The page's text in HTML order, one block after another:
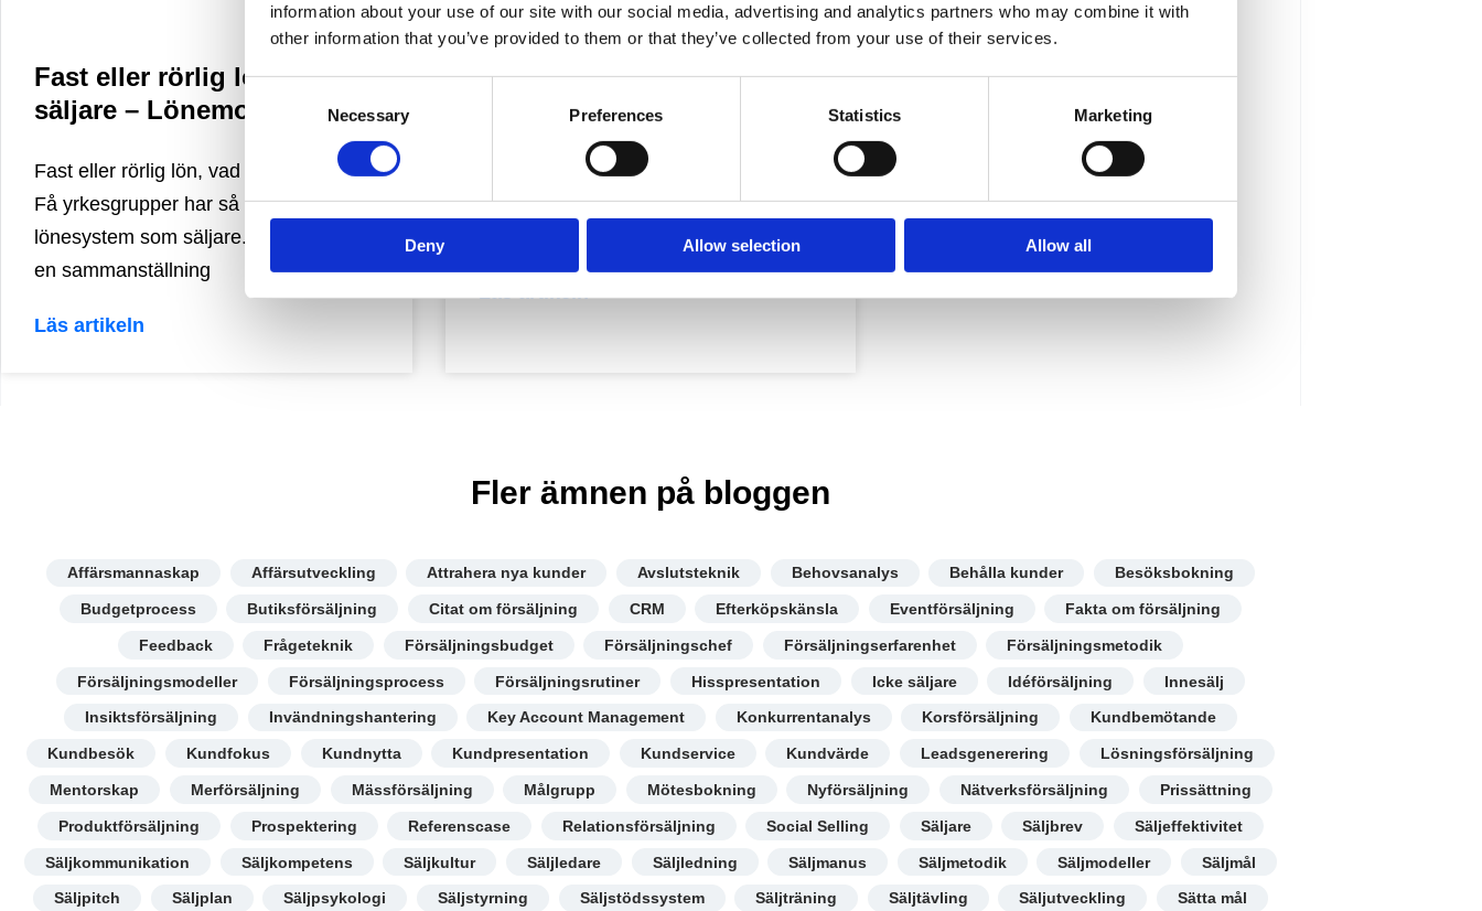
information about your use of our site with our social media, advertising and analytics partners who may combine it with
other information that you’ve provided to them or that they’ve collected from your use of their services.
Consent
Selection
Necessary Preferences Statistics Marketing
Deny Allow selection Allow all
Fast eller rörlig lön för
säljare – Lönemodeller
Fast eller rörlig lön, vad fungerar bäst?
Få yrkesgrupper har så varierande
lönesystem som säljare. Här finner du
en sammanställning
Läs artikeln
Årets säljare 2026
Att utse Årets säljare handlar inte om
pokaler eller plaketter. Det handlar om
att tydliggöra vad som skapar resultat,
Fler ämnen på bloggen
Affärsmannaskap Affärsutveckling Attrahera nya kunder Avslutsteknik Behovsanalys Behålla kunder Besöksbokning
Budgetprocess Butiksförsäljning Citat om försäljning CRM Efterköpskänsla Eventförsäljning Fakta om försäljning
Feedback Frågeteknik Försäljningsbudget Försäljningschef Försäljningserfarenhet Försäljningsmetodik
Försäljningsmodeller Försäljningsprocess Försäljningsrutiner Hisspresentation Icke säljare Idéförsäljning Innesälj
Insiktsförsäljning Invändningshantering Key Account Management Konkurrentanalys Korsförsäljning Kundbemötande
Kundbesök Kundfokus Kundnytta Kundpresentation Kundservice Kundvärde Leadsgenerering Lösningsförsäljning
Mentorskap Merförsäljning Mässförsäljning Målgrupp Mötesbokning Nyförsäljning Nätverksförsäljning Prissättning
Produktförsäljning Prospektering Referenscase Relationsförsäljning Social Selling Säljare Säljbrev Säljeffektivitet
Säljkommunikation Säljkompetens Säljkultur Säljledare Säljledning Säljmanus Säljmetodik Säljmodeller Säljmål
Säljpitch Säljplan Säljpsykologi Säljstyrning Säljstödssystem Säljträning Säljtävling Säljutveckling Sätta mål